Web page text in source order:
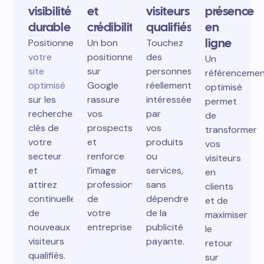
visibilité
durable
Positionnez
votre
site
optimisé
sur les
recherches
clés de
votre
secteur
et
attirez
continuellement
de
nouveaux
visiteurs
qualifiés.
et
crédibilité
Un bon
positionnement
sur
Google
rassure
vos
prospects
et
renforce
l’image
professionnelle
de
votre
entreprise.
visiteurs
qualifiés
Touchez
des
personnes
réellement
intéressées
par
vos
produits
ou
services,
sans
dépendre
de la
publicité
payante.
présence
en
ligne
Un
optimisé
permet
de
transformer
vos
visiteurs
en
clients
et de
maximiser
le
retour
sur